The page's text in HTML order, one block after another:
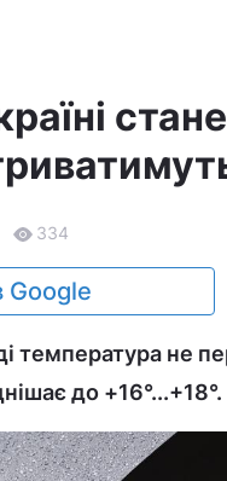
стане
334
Google
температура не
до +16°...+18°.